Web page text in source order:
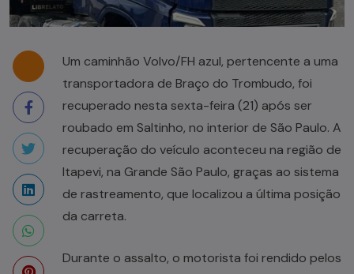
Um caminhão Volvo/FH azul, pertencente a uma
transportadora de Braço do Trombudo, foi
recuperado nesta sexta-feira (21) após ser
roubado em Saltinho, no interior de São Paulo. A
recuperação do veículo aconteceu na região de
Itapevi, na Grande São Paulo, graças ao sistema
de rastreamento, que localizou a última posição
da carreta.
Durante o assalto, o motorista foi rendido pelos